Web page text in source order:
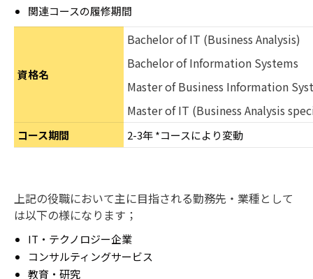
関連コースの履修期間
資格名
Bachelor of IT (Business Analysis)
Bachelor of Information Systems
Master of Business Information
Master of IT (Business Analysis
コース期間 2-3年 *コースにより変動
上記の役職において主に目指される勤務先・業種として
は以下の様になります；
IT・テクノロジー企業
コンサルティングサービス
教育・研究